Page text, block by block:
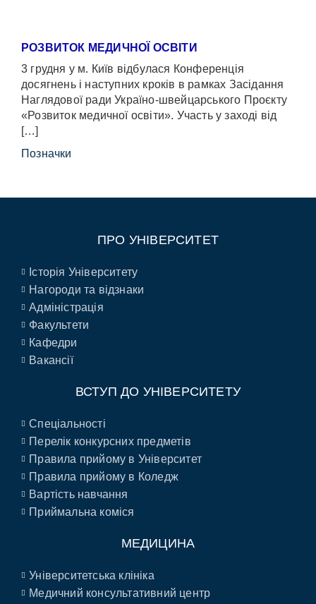
РОЗВИТОК МЕДИЧНОЇ ОСВІТИ
3 грудня у м. Київ відбулася Конференція
досягнень і наступних кроків в рамках Засідання
Наглядової ради Україно-швейцарського Проєкту
«Розвиток медичної освіти». Участь у заході від
[…]
Позначки
ПРО УНІВЕРСИТЕТ
Історія Університету
Нагороди та відзнаки
Адміністрація
Факультети
Кафедри
Вакансії
ВСТУП ДО УНІВЕРСИТЕТУ
Спеціальності
Перелік конкурсних предметів
Правила прийому в Університет
Правила прийому в Коледж
Вартість навчання
Приймальна коміся
МЕДИЦИНА
Університетська клініка
Медичний консультативний центр